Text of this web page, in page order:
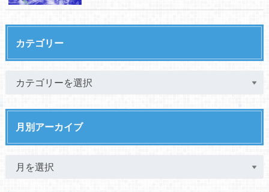
カテゴリー
月別アーカイブ